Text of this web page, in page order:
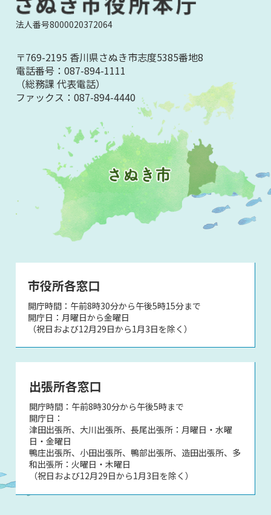
法人番号8000020372064
〒769-2195 香川県さぬき市志度5385番地8
電話番号：087-894-1111
（総務課 代表電話）
ファックス：087-894-4440
市役所各窓口
開庁時間：午前8時30分から午後5時15分まで
開庁日：月曜日から金曜日
（祝日および12月29日から1月3日を除く）
出張所各窓口
開庁時間：午前8時30分から午後5時まで
開庁日：
津田出張所、大川出張所、長尾出張所：月曜日・水曜
日・金曜日
鴨庄出張所、小田出張所、鴨部出張所、造田出張所、多
和出張所：火曜日・木曜日
（祝日および12月29日から1月3日を除く）